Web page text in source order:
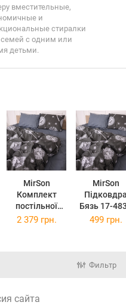
вместительные,
и
стиралки
с одним или
детьми.
MirSon
Комплект
постільної
білизни Бязь
MirSon
Бязь 17-
Diego 110
2 379 грн. 499 грн.
Фильтр
сайта